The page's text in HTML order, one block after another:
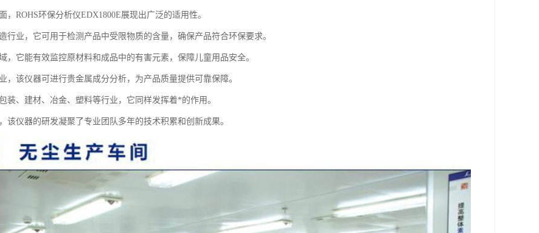
，ROHS环保分析仪EDX1800E展现出广泛的适用性。
行业，它可用于检测产品中受限物质的含量，确保产品符合环保要求。
，它能有效监控原材料和成品中的有害元素，保障儿童用品安全。
，该仪器可进行贵金属成分分析，为产品质量提供可靠保障。
装、建材、冶金、塑料等行业，它同样发挥着*的作用。
该仪器的研发凝聚了专业团队多年的技术积累和创新成果。